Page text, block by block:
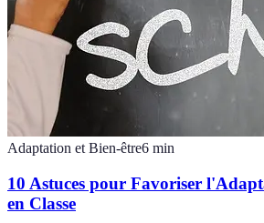
Adaptation et Bien-être6 min
10 Astuces pour Favoriser
en Classe